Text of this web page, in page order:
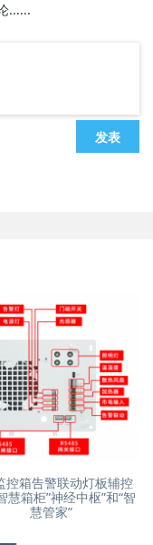
......
发表
控箱告警联动灯板辅控
慧箱柜”神经中枢”和“智
慧管家”